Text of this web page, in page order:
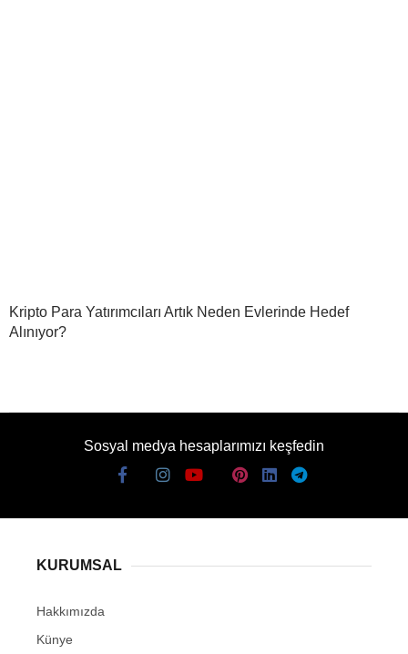
Kripto Para Yatırımcıları Artık Neden Evlerinde Hedef
Alınıyor?
Sosyal medya hesaplarımızı keşfedin
KURUMSAL
Hakkımızda
Künye